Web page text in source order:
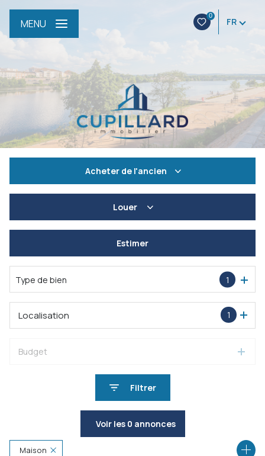
0
FR
MENU
Acheter de l'ancien
De l'immo pro
Louer
Estimer
Type de bien 1
1
Localisation
Budget
Filtrer
Voir les 0 annonces
Maison